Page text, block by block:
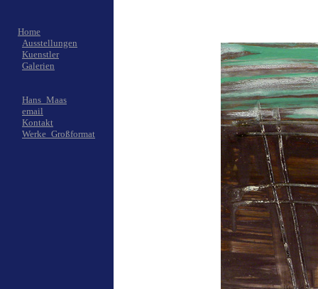
Home
Ausstellungen
Kuenstler
Galerien
Hans_Maas
email
Kontakt
Werke_Großformat